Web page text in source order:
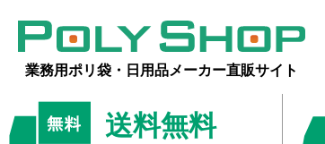
業務用ポリ袋・日用品メーカー直販サイト
送料無料